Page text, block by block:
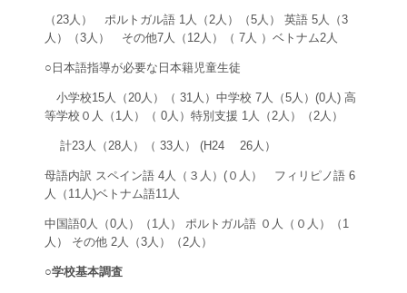
（23人） ポルトガル語 1人（2人）（5人） 英語 5人（3
人）（3人） その他7人（12人）（ 7人 ）ベトナム2人
○日本語指導が必要な日本籍児童生徒
小学校15人（20人）（ 31人）中学校 7人（5人）(0人) 高
等学校０人（1人）（ 0人）特別支援 1人（2人）（2人）
計23人（28人）（ 33人） (H24 26人）
母語内訳 スペイン語 4人（３人）(０人） フィリピノ語 6
人（11人)ベトナム語11人
中国語0人（0人）（1人） ポルトガル語 ０人（０人）（1
人） その他 2人（3人）（2人）
○学校基本調査